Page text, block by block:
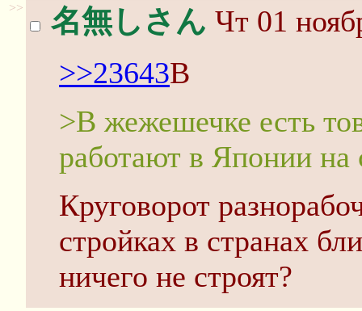
>> 名無しさん Чт 01
>>23643В
>В жежешечке есть
работают в Японии на
Круговорот
стройках в странах
ничего не строят?